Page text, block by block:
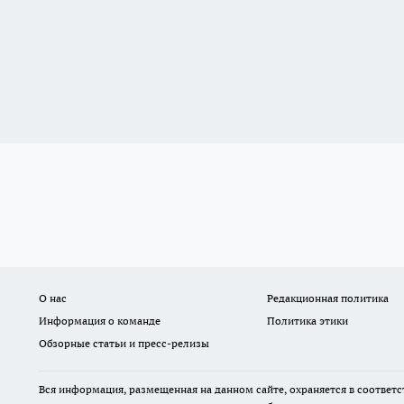
О нас Редакционная политика
Информация о команде
Политика этики
Обзорные статьи и пресс-релизы
Вся информация, размещенная на данном сайте, охраняется в